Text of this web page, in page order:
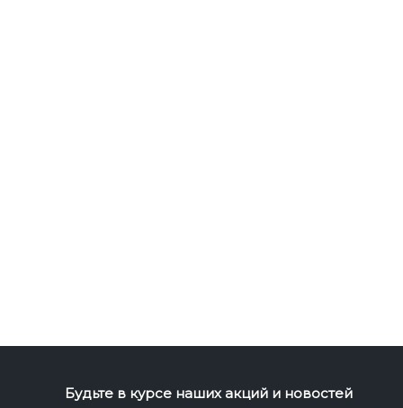
Будьте в курсе наших акций и новостей